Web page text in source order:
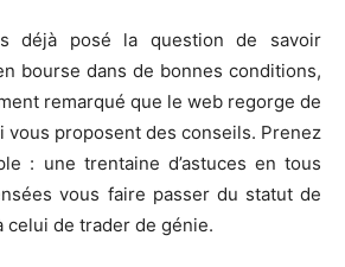
déjà posé la question de savoir
bourse dans de bonnes conditions,
remarqué que le web regorge de
vous proposent des conseils. Prenez
: une trentaine d’astuces en tous
vous faire passer du statut de
celui de trader de génie.